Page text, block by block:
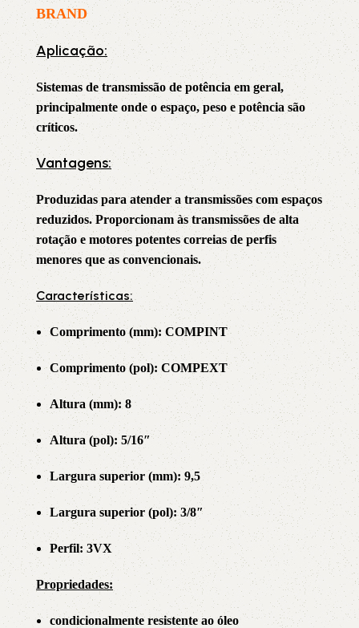
BRAND
Aplicação:
Sistemas de transmissão de potência em geral,
principalmente onde o espaço, peso e potência são
críticos.
Vantagens:
Produzidas para atender a transmissões com espaços
reduzidos. Proporcionam às transmissões de alta
rotação e motores potentes correias de perfis
menores que as convencionais.
Características:
Comprimento (mm): COMPINT
Comprimento (pol): COMPEXT
Altura (mm): 8
Altura (pol): 5/16″
Largura superior (mm): 9,5
Largura superior (pol): 3/8″
Perfil: 3VX
Propriedades:
condicionalmente resistente ao óleo